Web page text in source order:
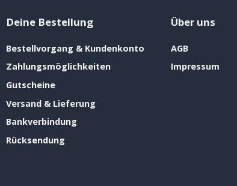
Deine Bestellung
Bestellvorgang & Kundenkonto
Zahlungsmöglichkeiten
Gutscheine
Versand & Lieferung
Bankverbindung
Rücksendung
Über uns
AGB
Impressum